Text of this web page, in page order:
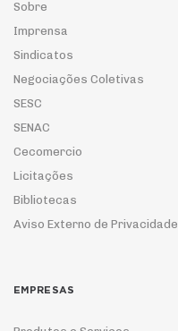
Sobre
Imprensa
Sindicatos
Negociações Coletivas
SESC
SENAC
Cecomercio
Licitações
Bibliotecas
Aviso Externo de Privacidade
EMPRESAS